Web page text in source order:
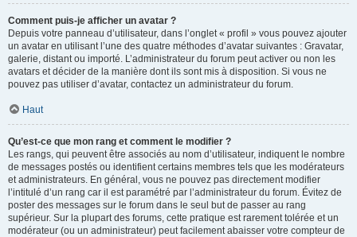
Comment puis-je afficher un avatar ?
Depuis votre panneau d’utilisateur, dans l’onglet « profil » vous pouvez ajouter
un avatar en utilisant l’une des quatre méthodes d’avatar suivantes : Gravatar,
galerie, distant ou importé. L’administrateur du forum peut activer ou non les
avatars et décider de la manière dont ils sont mis à disposition. Si vous ne
pouvez pas utiliser d’avatar, contactez un administrateur du forum.
Haut
Qu’est-ce que mon rang et comment le modifier ?
Les rangs, qui peuvent être associés au nom d’utilisateur, indiquent le nombre
de messages postés ou identifient certains membres tels que les modérateurs
et administrateurs. En général, vous ne pouvez pas directement modifier
l’intitulé d’un rang car il est paramétré par l’administrateur du forum. Évitez de
poster des messages sur le forum dans le seul but de passer au rang
supérieur. Sur la plupart des forums, cette pratique est rarement tolérée et un
modérateur (ou un administrateur) peut facilement abaisser votre compteur de